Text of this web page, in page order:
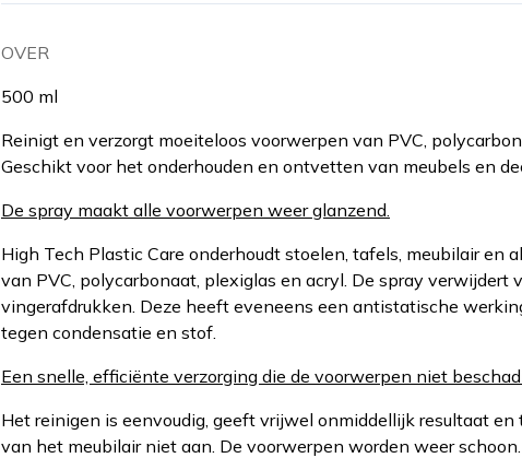
OVER
500 ml
Reinigt en verzorgt moeiteloos voorwerpen van PVC,
Geschikt voor het onderhouden en ontvetten van meubels en
De spray maakt alle voorwerpen weer glanzend.
High Tech Plastic Care onderhoudt stoelen, tafels, meubilair en
van PVC, polycarbonaat, plexiglas en acryl. De spray verwijdert
vingerafdrukken. Deze heeft eveneens een antistatische
tegen condensatie en stof.
Een snelle, efficiënte verzorging die de voorwerpen niet
Het reinigen is eenvoudig, geeft vrijwel onmiddellijk resultaat
van het meubilair niet aan. De voorwerpen worden weer schoon.